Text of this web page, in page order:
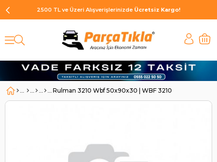
2500 TL ve Üzeri Alışverişlerinizde Ücretsiz Kargo!
Rulman 3210 Wbf 50x90x30 | WBF 3210